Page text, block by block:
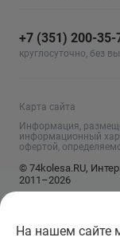
+7 (351) 200-35-
круглосуточно, без
Карта сайта
Информация,
информационный
офертой,
© 74kolesa.RU,
2011–2026
На нашем сайте